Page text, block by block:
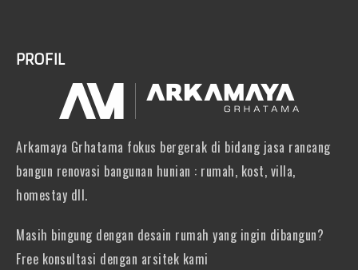
PROFIL
Arkamaya Grhatama fokus bergerak di bidang jasa rancang
bangun renovasi bangunan hunian : rumah, kost, villa,
homestay dll.
Masih bingung dengan desain rumah yang ingin dibangun?
Free konsultasi dengan arsitek kami